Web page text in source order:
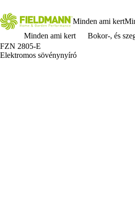
Minden ami kert
Minden ami kert
Bokor-, és
FZN 2805-E
Elektromos sövénynyíró